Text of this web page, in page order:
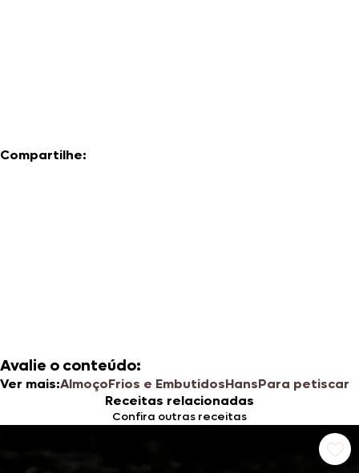
Compartilhe:
Avalie o conteúdo:
Ver mais:AlmoçoFrios e EmbutidosHansPara petiscar ​​
Receitas relacionadas
Confira outras receitas